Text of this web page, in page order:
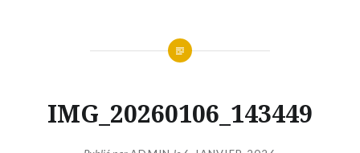
IMG_20260106_143449